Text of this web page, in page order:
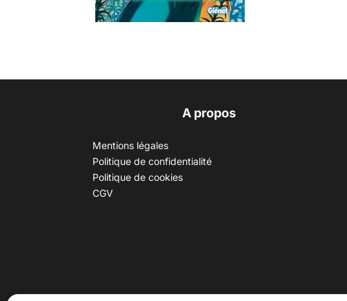
A propos
Mentions légales
Politique de confidentialité
Politique de cookies
CGV